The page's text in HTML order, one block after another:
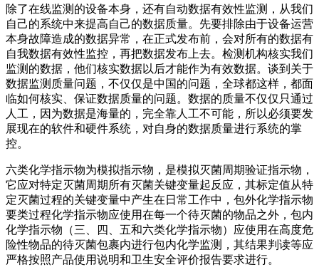
除了在线监测的设备本身，还有自动数据有效性监测，从我们
自己的系统中来提高自己的数据质量。先要排除由于设备运营
本身故障造成的数据异常，在正式发布前，会对所有的数据有
自我数据有效性监控，再把数据发布上去。检测机构核实我们
监测的数据，他们核实数据以后才能作为有效数据。谈到关于
数据监测质量问题，不仅仅是中国的问题，全球都这样，都面
临如何核实、保证数据质量的问题。数据的质量不仅仅只通过
人工，因为数据是海量的，完全靠人工不可能，所以必须要发
展现在的软件和硬件系统，对自身的数据质量进行系统的掌
控。
六类化学指示物为模拟指示物，是模拟灭菌周期验证指示物，
它应对特定灭菌周期所有灭菌关键变量起反应，其标定值从特
定灭菌过程的关键变量中产生在日常工作中，包外化学指示物
要类过程化学指示物应使用在每一个待灭菌的物品之外，包内
化学指示物（三、四、五和六类化学指示物）应使用在高度危
险性物品的待灭菌包裹内进行包内化学监测，其结果判读等应
严格按照产品使用说明和卫生安全评价报告要求进行。